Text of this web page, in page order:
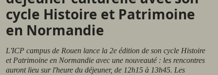
cycle Histoire et Patrimoine
en Normandie
L'ICP campus de Rouen lance la 2e édition de son cycle Histoire
et Patrimoine en Normandie avec une nouveauté : les rencontres
auront lieu sur l'heure du déjeuner, de 12h15 à 13h45. Les